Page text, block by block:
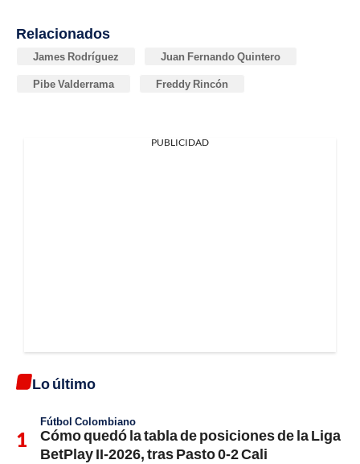
Relacionados
James Rodríguez Juan Fernando Quintero
Pibe Valderrama Freddy Rincón
PUBLICIDAD
Lo último
Fútbol Colombiano
Cómo quedó la tabla de posiciones de la Liga
BetPlay II-2026, tras Pasto 0-2 Cali